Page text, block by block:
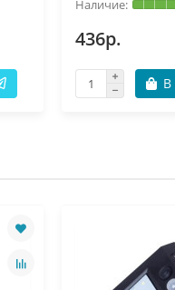
436р.
В